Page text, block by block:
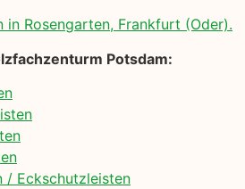
in Rosengarten, Frankfurt (Oder).
Potsdam:
/ Eckschutzleisten